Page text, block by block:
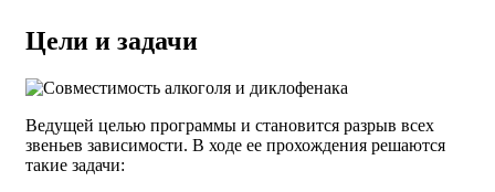
Цели и задачи
Ведущей целью программы и становится разрыв всех
звеньев зависимости. В ходе ее прохождения решаются
такие задачи: